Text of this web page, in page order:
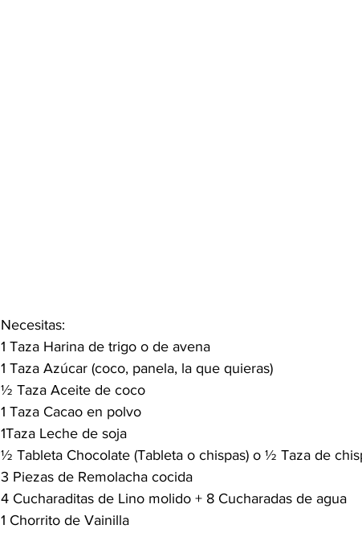
Necesitas:
1 Taza Harina de trigo o de avena
1 Taza Azúcar (coco, panela, la que quieras)
½ Taza Aceite de coco
1 Taza Cacao en polvo
1Taza Leche de soja
½ Tableta Chocolate (Tableta o chispas) o ½ Taza de
3 Piezas de Remolacha cocida
4 Cucharaditas de Lino molido + 8 Cucharadas de agua
1 Chorrito de Vainilla